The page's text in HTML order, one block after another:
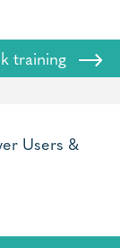
training
Users &